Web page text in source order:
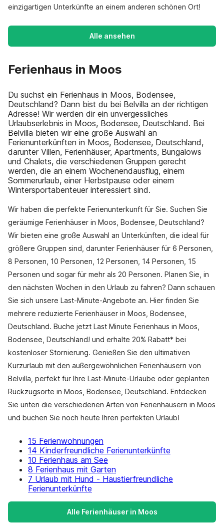
einzigartigen Unterkünfte an einem anderen schönen Ort!
Alle ansehen
Ferienhaus in Moos
Du suchst ein Ferienhaus in Moos, Bodensee,
Deutschland? Dann bist du bei Belvilla an der richtigen
Adresse! Wir werden dir ein unvergessliches
Urlaubserlebnis in Moos, Bodensee, Deutschland. Bei
Belvilla bieten wir eine große Auswahl an
Ferienunterkünften in Moos, Bodensee, Deutschland,
darunter Villen, Ferienhäuser, Apartments, Bungalows
und Chalets, die verschiedenen Gruppen gerecht
werden, die an einem Wochenendausflug, einem
Sommerurlaub, einer Herbstpause oder einem
Wintersportabenteuer interessiert sind.
Wir haben die perfekte Ferienunterkunft für Sie. Suchen Sie
geräumige Ferienhäuser in Moos, Bodensee, Deutschland?
Wir bieten eine große Auswahl an Unterkünften, die ideal für
größere Gruppen sind, darunter Ferienhäuser für 6 Personen,
8 Personen, 10 Personen, 12 Personen, 14 Personen, 15
Personen und sogar für mehr als 20 Personen. Planen Sie, in
den nächsten Wochen in den Urlaub zu fahren? Dann schauen
Sie sich unsere Last-Minute-Angebote an. Hier finden Sie
mehrere reduzierte Ferienhäuser in Moos, Bodensee,
Deutschland. Buche jetzt Last Minute Ferienhaus in Moos,
Bodensee, Deutschland! und erhalte 20% Rabatt* bei
kostenloser Stornierung. Genießen Sie den ultimativen
Kurzurlaub mit den außergewöhnlichen Ferienhäusern von
Belvilla, perfekt für Ihre Last-Minute-Urlaube oder geplanten
Rückzugsorte in Moos, Bodensee, Deutschland. Entdecken
Sie unten die verschiedenen Arten von Ferienhäusern in Moos
und buchen Sie noch heute Ihren perfekten Urlaub!
15 Ferienwohnungen
14 Kinderfreundliche Ferienunterkünfte
10 Ferienhaus am See
8 Ferienhaus mit Garten
7 Urlaub mit Hund - Haustierfreundliche
Ferienunterkünfte
Alle Ferienhäuser in Moos